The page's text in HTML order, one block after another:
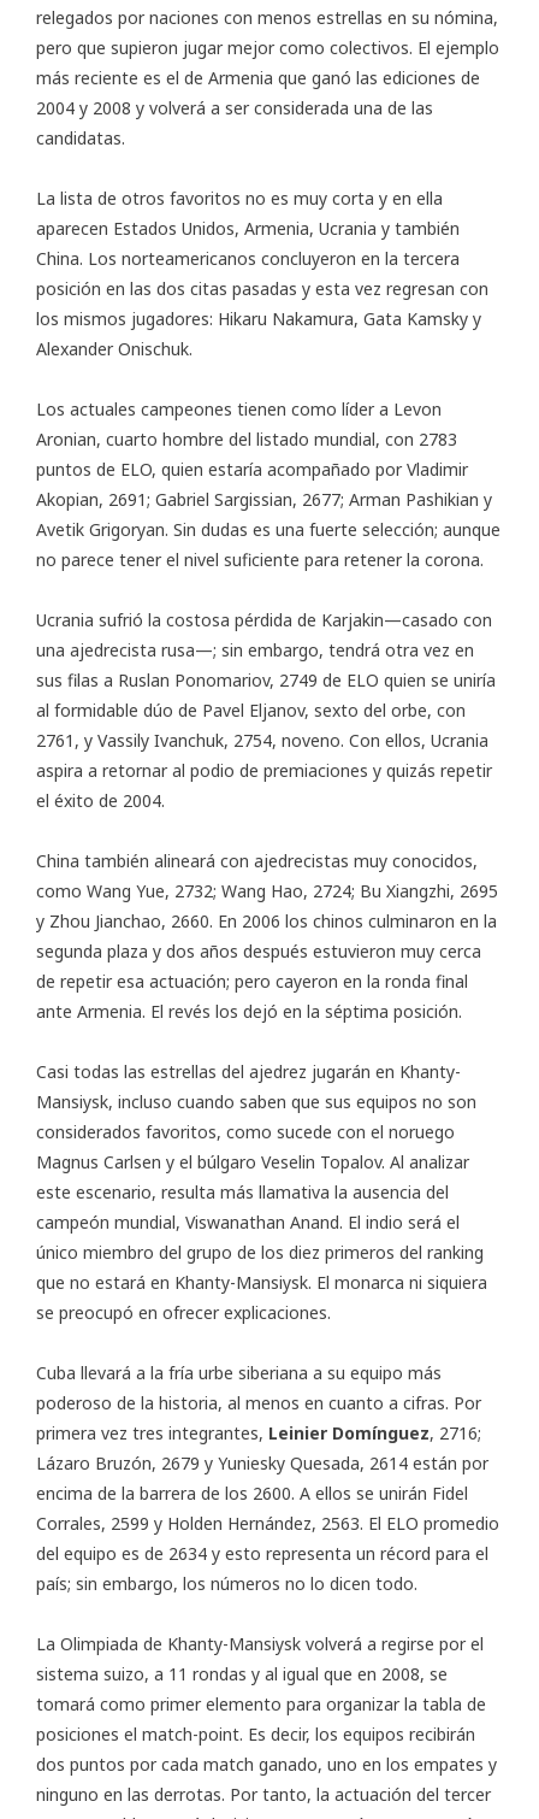
relegados por naciones con menos estrellas en su nómina,
pero que supieron jugar mejor como colectivos. El ejemplo
más reciente es el de Armenia que ganó las ediciones de
2004 y 2008 y volverá a ser considerada una de las
candidatas.
La lista de otros favoritos no es muy corta y en ella
aparecen Estados Unidos, Armenia, Ucrania y también
China. Los norteamericanos concluyeron en la tercera
posición en las dos citas pasadas y esta vez regresan con
los mismos jugadores: Hikaru Nakamura, Gata Kamsky y
Alexander Onischuk.
Los actuales campeones tienen como líder a Levon
Aronian, cuarto hombre del listado mundial, con 2783
puntos de ELO, quien estaría acompañado por Vladimir
Akopian, 2691; Gabriel Sargissian, 2677; Arman Pashikian y
Avetik Grigoryan. Sin dudas es una fuerte selección; aunque
no parece tener el nivel suficiente para retener la corona.
Ucrania sufrió la costosa pérdida de Karjakin—casado con
una ajedrecista rusa—; sin embargo, tendrá otra vez en
sus filas a Ruslan Ponomariov, 2749 de ELO quien se uniría
al formidable dúo de Pavel Eljanov, sexto del orbe, con
2761, y Vassily Ivanchuk, 2754, noveno. Con ellos, Ucrania
aspira a retornar al podio de premiaciones y quizás repetir
el éxito de 2004.
China también alineará con ajedrecistas muy conocidos,
como Wang Yue, 2732; Wang Hao, 2724; Bu Xiangzhi, 2695
y Zhou Jianchao, 2660. En 2006 los chinos culminaron en la
segunda plaza y dos años después estuvieron muy cerca
de repetir esa actuación; pero cayeron en la ronda final
ante Armenia. El revés los dejó en la séptima posición.
Casi todas las estrellas del ajedrez jugarán en Khanty-
Mansiysk, incluso cuando saben que sus equipos no son
considerados favoritos, como sucede con el noruego
Magnus Carlsen y el búlgaro Veselin Topalov. Al analizar
este escenario, resulta más llamativa la ausencia del
campeón mundial, Viswanathan Anand. El indio será el
único miembro del grupo de los diez primeros del ranking
que no estará en Khanty-Mansiysk. El monarca ni siquiera
se preocupó en ofrecer explicaciones.
Cuba llevará a la fría urbe siberiana a su equipo más
poderoso de la historia, al menos en cuanto a cifras. Por
primera vez tres integrantes, Leinier Domínguez, 2716;
Lázaro Bruzón, 2679 y Yuniesky Quesada, 2614 están por
encima de la barrera de los 2600. A ellos se unirán Fidel
Corrales, 2599 y Holden Hernández, 2563. El ELO promedio
del equipo es de 2634 y esto representa un récord para el
país; sin embargo, los números no lo dicen todo.
La Olimpiada de Khanty-Mansiysk volverá a regirse por el
sistema suizo, a 11 rondas y al igual que en 2008, se
tomará como primer elemento para organizar la tabla de
posiciones el match-point. Es decir, los equipos recibirán
dos puntos por cada match ganado, uno en los empates y
ninguno en las derrotas. Por tanto, la actuación del tercer